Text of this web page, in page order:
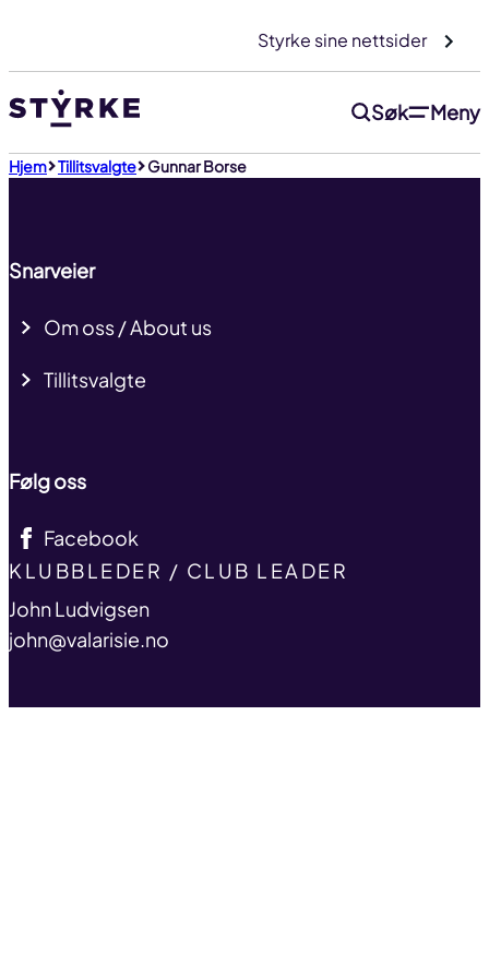
innhold
Styrke sine nettsider
Søk Meny
Hjem Tillitsvalgte Gunnar Borse
Snarveier
Om oss / About us
Tillitsvalgte
Følg oss
Facebook
TITLE
KLUBBLEDER / CLUB LEADER
name
John Ludvigsen
email
john@valarisie.no